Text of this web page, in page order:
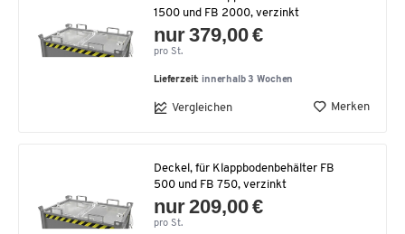
1500 und FB 2000, verzinkt
nur 379,00 €
pro St.
Lieferzeit: innerhalb 3 Wochen
Vergleichen Merken
Deckel, für Klappbodenbehälter FB
500 und FB 750, verzinkt
nur 209,00 €
pro St.